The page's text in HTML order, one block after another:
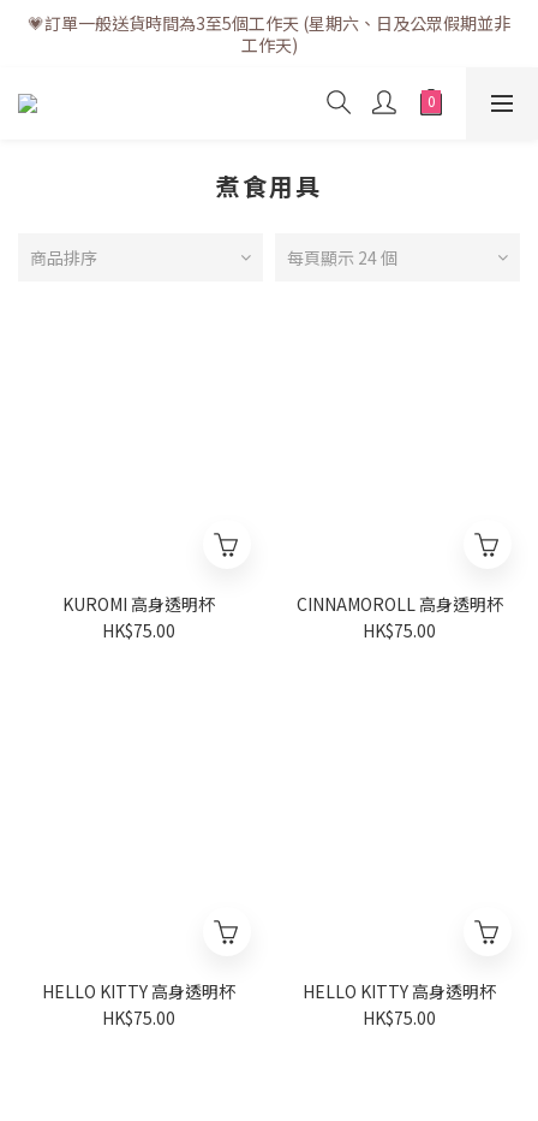
💗訂單一般送貨時間為3至5個工作天 (星期六、日及公眾假期並非
工作天)
💗訂單一般送貨時間為3至5個工作天 (星期六、日及公眾假期並非
工作天)
💗折實滿$400免運費 | 滿$200免自取點運費
工作天)
煮食用具
商品排序 每頁顯示 24 個
KUROMI 高身透明杯
HK$75.00
CINNAMOROLL 高身透明杯
HK$75.00
HELLO KITTY 高身透明杯
HK$75.00
HELLO KITTY 高身透明杯
HK$75.00